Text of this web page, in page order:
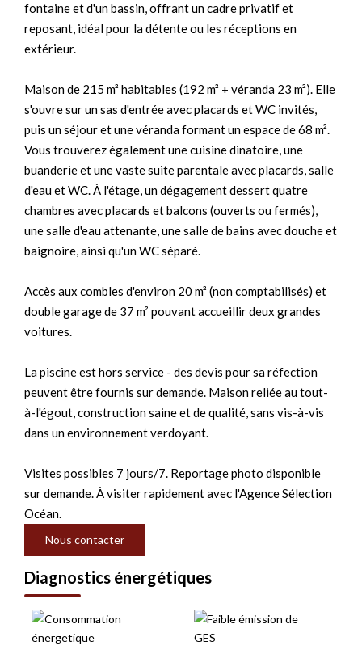
fontaine et d'un bassin, offrant un cadre privatif et
reposant, idéal pour la détente ou les réceptions en
extérieur.
Maison de 215 m² habitables (192 m² + véranda 23 m²). Elle
s'ouvre sur un sas d'entrée avec placards et WC invités,
puis un séjour et une véranda formant un espace de 68 m².
Vous trouverez également une cuisine dinatoire, une
buanderie et une vaste suite parentale avec placards, salle
d'eau et WC. À l'étage, un dégagement dessert quatre
chambres avec placards et balcons (ouverts ou fermés),
une salle d'eau attenante, une salle de bains avec douche et
baignoire, ainsi qu'un WC séparé.
Accès aux combles d'environ 20 m² (non comptabilisés) et
double garage de 37 m² pouvant accueillir deux grandes
voitures.
La piscine est hors service - des devis pour sa réfection
peuvent être fournis sur demande. Maison reliée au tout-
à-l'égout, construction saine et de qualité, sans vis-à-vis
dans un environnement verdoyant.
Visites possibles 7 jours/7. Reportage photo disponible
sur demande. À visiter rapidement avec l'Agence Sélection
Océan.
Nous contacter
Diagnostics énergétiques